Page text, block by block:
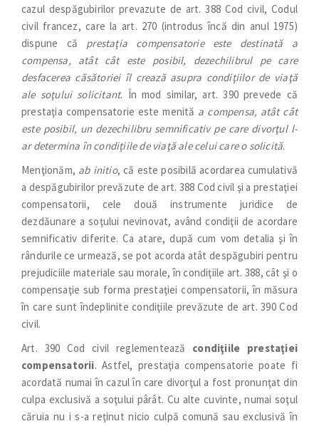
cazul despăgubirilor prevazute de art. 388 Cod civil, Codul
civil francez, care la art. 270 (introdus încă din anul 1975)
dispune că prestaţia compensatorie este destinată a
compensa, atât cât este posibil, dezechilibrul pe care
desfacerea căsătoriei îl crează asupra condiţiilor de viaţă
ale soţului solicitant. În mod similar, art. 390 prevede că
prestaţia compensatorie este menită a compensa, atât cât
este posibil, un dezechilibru semnificativ pe care divorţul l-
ar determina în condiţiile de viaţă ale celui care o solicită.
Menţionăm, ab initio, că este posibilă acordarea cumulativă
a despăgubirilor prevăzute de art. 388 Cod civil şi a prestaţiei
compensatorii, cele două instrumente juridice de
dezdăunare a soţului nevinovat, având condiţii de acordare
semnificativ diferite. Ca atare, după cum vom detalia şi în
rândurile ce urmează, se pot acorda atât despăgubiri pentru
prejudiciile materiale sau morale, în condiţiile art. 388, cât şi o
compensaţie sub forma prestaţiei compensatorii, în măsura
în care sunt îndeplinite condiţiile prevăzute de art. 390 Cod
civil.
Art. 390 Cod civil reglementează condiţiile prestaţiei
compensatorii. Astfel, prestaţia compensatorie poate fi
acordată numai în cazul în care divorţul a fost pronunţat din
culpa exclusivă a soţului pârât. Cu alte cuvinte, numai soţul
căruia nu i s-a reţinut nicio culpă comună sau exclusivă în